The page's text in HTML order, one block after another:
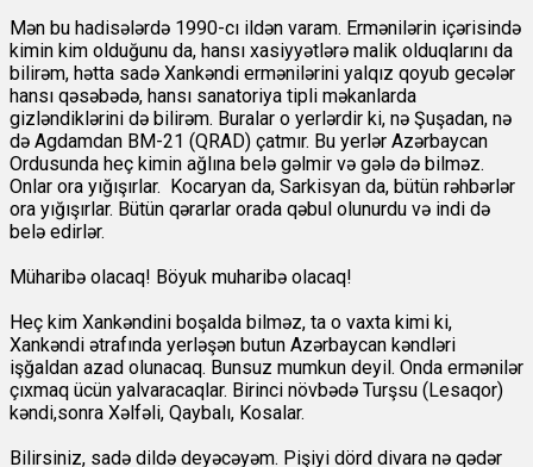
Mən bu hadisələrdə 1990-cı ildən varam. Ermənilərin içərisində
kimin kim olduğunu da, hansı xasiyyətlərə malik olduqlarını da
bilirəm, hətta sadə Xankəndi ermənilərini yalqız qoyub gecələr
hansı qəsəbədə, hansı sanatoriya tipli məkanlarda
gizləndiklərini də bilirəm. Buralar o yerlərdir ki, nə Şuşadan, nə
də Agdamdan BM-21 (QRAD) çatmır. Bu yerlər Azərbaycan
Ordusunda heç kimin ağlına belə gəlmir və gələ də bilməz.
Onlar ora yığışırlar. Kocaryan da, Sarkisyan da, bütün rəhbərlər
ora yığışırlar. Bütün qərarlar orada qəbul olunurdu və indi də
belə edirlər.
Müharibə olacaq! Böyuk muharibə olacaq!
Heç kim Xankəndini boşalda bilməz, ta o vaxta kimi ki,
Xankəndi ətrafında yerləşən butun Azərbaycan kəndləri
işğaldan azad olunacaq. Bunsuz mumkun deyil. Onda ermənilər
çıxmaq ücün yalvaracaqlar. Birinci növbədə Turşsu (Lesaqor)
kəndi,sonra Xəlfəli, Qaybalı, Kosalar.
Bilirsiniz, sadə dildə deyəcəyəm. Pişiyi dörd divara nə qədər